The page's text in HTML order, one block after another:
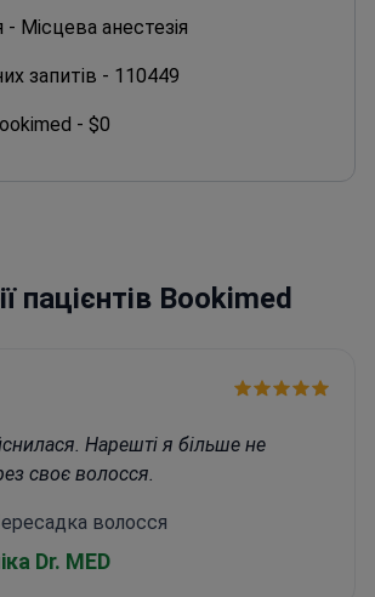
- Місцева анестезія
запитів - 110449
- $0
пацієнтів Bookimed
Нарешті я більше не
своє волосся.
волосся
Dr. MED